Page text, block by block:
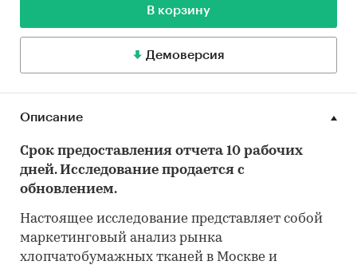
В корзину
Демоверсия
Описание
Срок предоставления отчета 10 рабочих
дней. Исследование продается с
обновлением.
Настоящее исследование представляет собой
маркетинговый анализ рынка
хлопчатобумажных тканей в Москве и